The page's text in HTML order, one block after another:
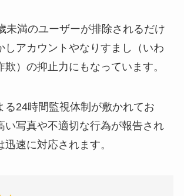
未満のユーザーが排除されるだけ
しアカウントやなりすまし（いわ
欺）の抑止力にもなっています。
る24時間監視体制が敷かれてお
い写真や不適切な行為が報告され
速に対応されます。